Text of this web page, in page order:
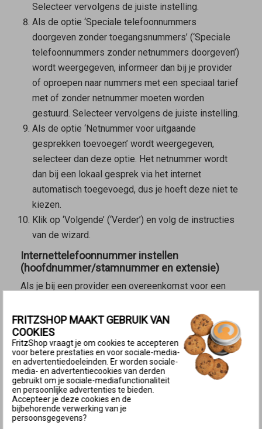
Selecteer vervolgens de juiste instelling.
Als de optie ‘Speciale telefoonnummers
doorgeven zonder toegangsnummers’ (‘Speciale
telefoonnummers zonder netnummers doorgeven’)
wordt weergegeven, informeer dan bij je provider
of oproepen naar nummers met een speciaal tarief
met of zonder netnummer moeten worden
gestuurd. Selecteer vervolgens de juiste instelling.
Als de optie ‘Netnummer voor uitgaande
gesprekken toevoegen’ wordt weergegeven,
selecteer dan deze optie. Het netnummer wordt
dan bij een lokaal gesprek via het internet
automatisch toegevoegd, dus je hoeft deze niet te
kiezen.
Klik op ‘Volgende’ (‘Verder’) en volg de instructies
van de wizard.
Internettelefoonnummer instellen
(hoofdnummer/stamnummer en extensie)
Als je bij een provider een overeenkomst voor een
Belangrijk:Stel een IP-point-to-pointlijn van Vodafone
in zoals wordt uitgelegdin deze handleiding.
Klik in degebruikersinterface van de FRITZ!Boxop
‘Telefonie’.
Klik in het menu ‘Telefonie’ op ‘Eigen
telefoonnummers’.
Klik op de knop ‘Nieuw telefoonnummer’.
FRITZSHOP MAAKT GEBRUIK VAN
COOKIES
FritzShop vraagt je om cookies te accepteren
voor betere prestaties en voor sociale-media-
en advertentiedoeleinden. Er worden sociale-
media- en advertentiecookies van derden
gebruikt om je sociale-mediafunctionaliteit
en persoonlijke advertenties te bieden.
Accepteer je deze cookies en de
bijbehorende verwerking van je
persoonsgegevens?